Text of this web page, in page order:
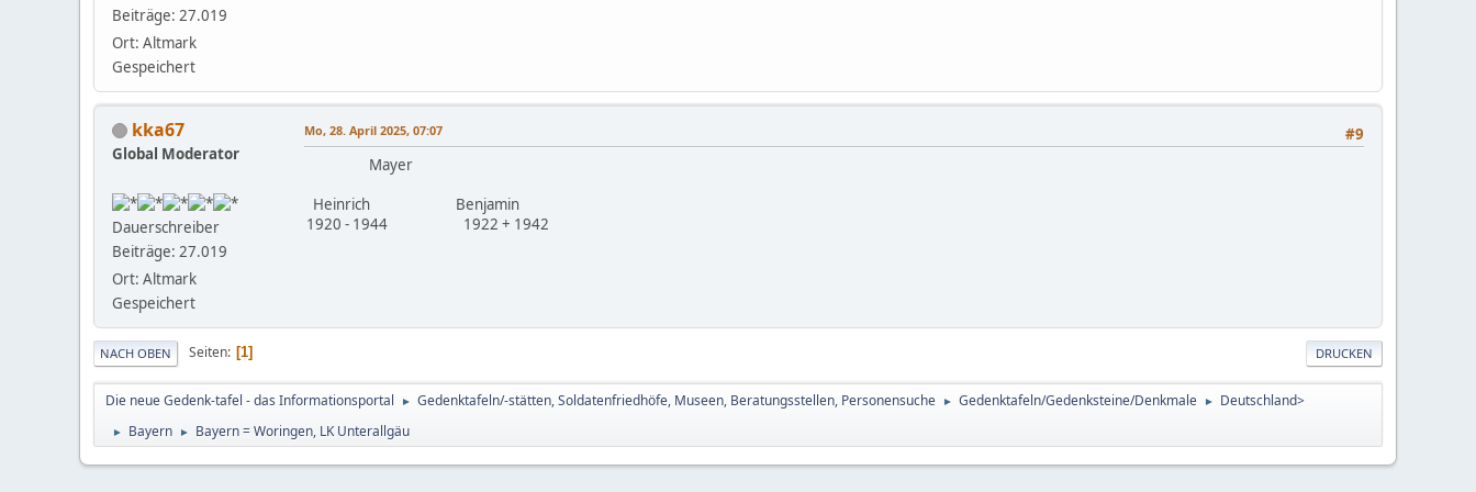
Beiträge: 27.019
Ort: Altmark
Gespeichert
kka67
Global Moderator
Dauerschreiber
Beiträge: 27.019
Ort: Altmark
Gespeichert
#9
Mo, 28. April 2025, 07:07
Mayer
Heinrich Benjamin
1920 - 1944 1922 + 1942
DRUCKEN
NACH OBEN Seiten 1
Die neue Gedenk-tafel - das Informationsportal ► Gedenktafeln/-stätten, Soldatenfriedhöfe, Museen, Beratungsstellen, Personensuche ► Gedenktafeln/Gedenksteine/Denkmale ► Deutschland>
► Bayern ► Bayern = Woringen, LK Unterallgäu